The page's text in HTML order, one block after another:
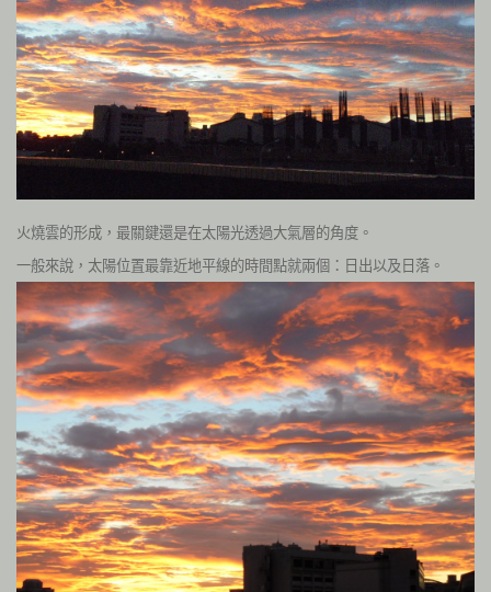
火燒雲的形成，最關鍵還是在太陽光透過大氣層的角度。
一般來說，太陽位置最靠近地平線的時間點就兩個：日出以及日落。